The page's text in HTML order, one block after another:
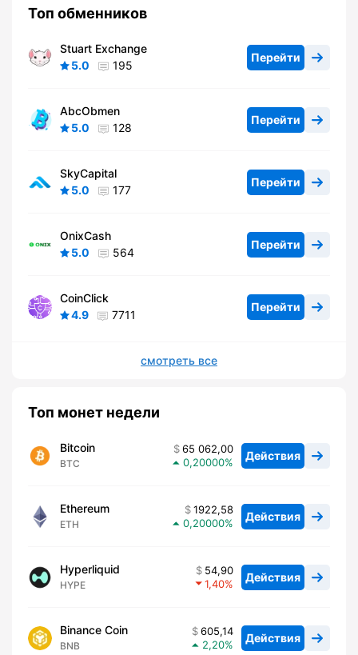
Топ обменников
Stuart Exchange
5.0
195
Перейти
AbcObmen
5.0
128
Перейти
SkyCapital
5.0
177
Перейти
OnixCash
5.0
564
Перейти
CoinClick
4.9
7711
Перейти
смотреть все
Топ монет недели
Bitcoin
BTC
65 062,00
0,20000
Действия
Ethereum
ETH
1922,58
0,20000
Действия
Hyperliquid
HYPE
54,90
1,40
Действия
Binance Coin
BNB
605,14
2,20
Действия